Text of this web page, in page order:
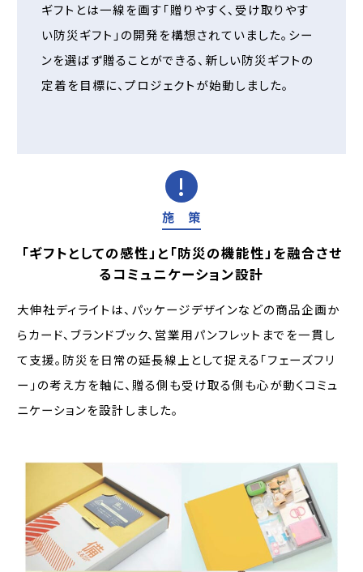
ギフトとは一線を画す「贈りやすく、受け取りやす
い防災ギフト」の開発を構想されていました。シー
ンを選ばず贈ることができる、新しい防災ギフトの
定着を目標に、プロジェクトが始動しました。
施 策
「ギフトとしての感性」と「防災の機能性」を融合させ
るコミュニケーション設計
大伸社ディライトは、パッケージデザインなどの商品企画か
らカード、ブランドブック、営業用パンフレットまでを一貫し
て支援。防災を日常の延長線上として捉える「フェーズフリ
ー」の考え方を軸に、贈る側も受け取る側も心が動くコミュ
ニケーションを設計しました。